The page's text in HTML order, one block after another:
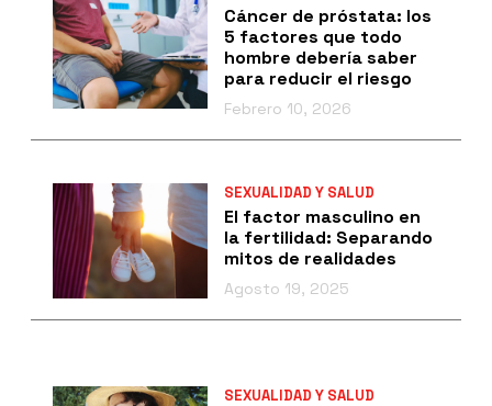
Cáncer de próstata: los
5 factores que todo
hombre debería saber
para reducir el riesgo
Febrero 10, 2026
SEXUALIDAD Y SALUD
El factor masculino en
la fertilidad: Separando
mitos de realidades
Agosto 19, 2025
SEXUALIDAD Y SALUD